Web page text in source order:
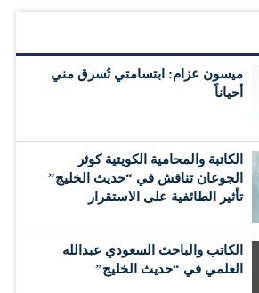
ميسون عزام: ابتسامتي تُسرق مني
أحياناً
الكاتبة والمحامية الكويتية كوثر
الجوعان تناقش في “حديث الخليج”
تأثير الطائفية على الاستقرار
الكاتب والباحث السعودي عبدالله
العلمي في “حديث الخليج”